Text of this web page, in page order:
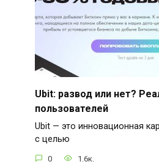
Ubit: развод или нет?
пользователей
Ubit — это инновационная
с целью
0 1.6к.